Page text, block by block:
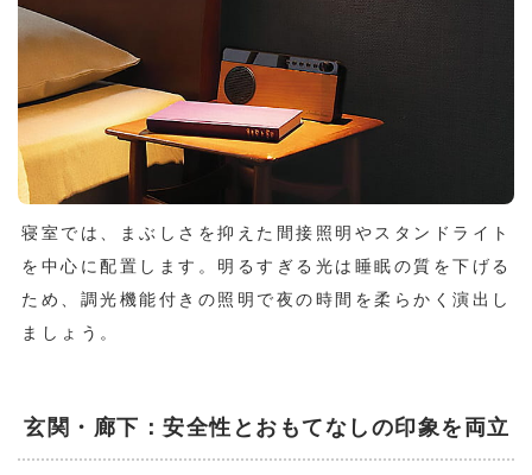
寝室では、まぶしさを抑えた間接照明やスタンドライト
を中心に配置します。明るすぎる光は睡眠の質を下げる
ため、調光機能付きの照明で夜の時間を柔らかく演出し
ましょう。
玄関・廊下：安全性とおもてなしの印象を両立